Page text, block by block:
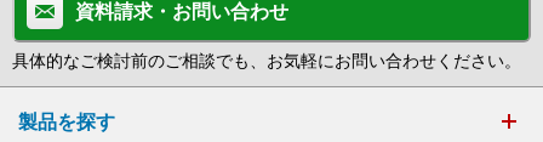
資料請求・お問い合わせ
具体的なご検討前のご相談でも、お気軽にお問い合わせください。
製品を探す